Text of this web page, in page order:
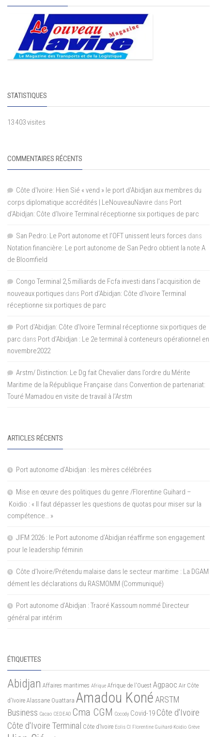
STATISTIQUES
13 403 visites
COMMENTAIRES RÉCENTS
Côte d'Ivoire: Hien Sié « vend » le port d'Abidjan aux membres du
corps diplomatique accrédités | LeNouveauNavire dans Port
d’Abidjan: Côte d’Ivoire Terminal réceptionne six portiques de parc
San Pedro: Le Port autonome et l’OFT unissent leurs forces dans
Notation financière: Le port autonome de San Pedro obtient la note A
de Bloomfield
Congo Terminal 2,5 milliards de Fcfa investi dans l’acquisition de
nouveaux portiques dans Port d’Abidjan: Côte d’Ivoire Terminal
réceptionne six portiques de parc
Port d'Abidjan: Côte d’Ivoire Terminal réceptionne six portiques de
parc dans Port d’Abidjan : Le 2e terminal à conteneurs opérationnel en
novembre2022
Arstm/ Distinction: Le Dg fait Chevalier dans l’ordre du Mérite
Maritime de la République Française dans Convention de partenariat:
Touré Mamadou en visite de travail à l’Arstm
ARTICLES RÉCENTS
Port autonome d’Abidjan : les mères célébrées
Mise en œuvre des politiques du genre /Florentine Guihard –
Koidio : « Il faut dépasser les questions de quotas pour miser sur la
compétence… »
JIFM 2026 : le Port autonome d’Abidjan réaffirme son engagement
pour le leadership féminin
Côte d’Ivoire/Prétendu malaise dans le secteur maritime : La DGAM
dément les déclarations du RASMOMM (Communiqué)
Port autonome d’Abidjan : Traoré Kassoum nommé Directeur
général par intérim
ÉTIQUETTES
Abidjan Affaires maritimes Afrique Afrique de l'Ouest Agpaoc Air Côte
d'Ivoire Alassane Ouattara Amadou Koné ARSTM
Business Cacao CEDEAO Cma CGM Cocody Covid-19 Côte d'Ivoire
Côte d'Ivoire Terminal Côte d’Ivoire Eolis CI Florentine Guihard-Koidio Grève